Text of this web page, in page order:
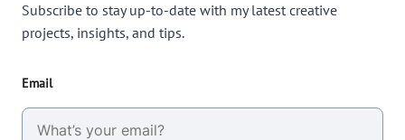
Subscribe to stay up-to-date with my latest creative
projects, insights, and tips.
Email